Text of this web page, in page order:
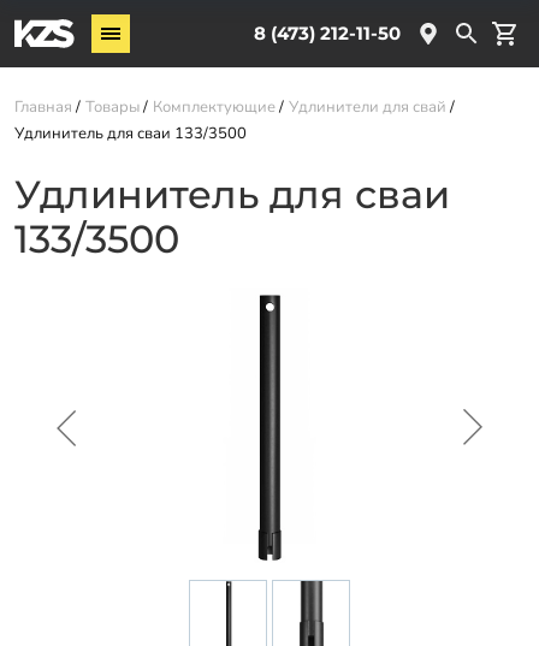
8 (473) 212-11-50
Винтовые сваи
Комплектующие
Услуги
О компании
Новости
Оплата
Главная Товары Комплектующие
Удлинители для свай
Удлинитель для сваи 133/3500
Удлинитель для сваи
133/3500